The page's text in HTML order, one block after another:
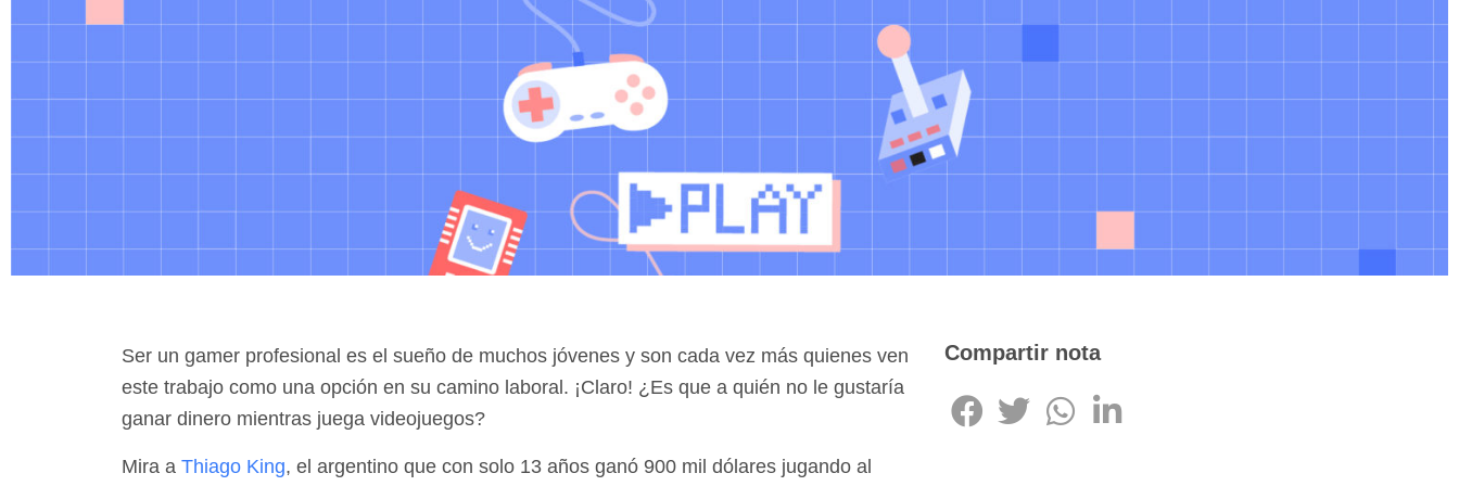
Ser un gamer profesional es el sueño de muchos jóvenes y son cada vez más quienes ven
este trabajo como una opción en su camino laboral. ¡Claro! ¿Es que a quién no le gustaría
ganar dinero mientras juega videojuegos?
Mira a Thiago King, el argentino que con solo 13 años ganó 900 mil dólares jugando al
Compartir nota